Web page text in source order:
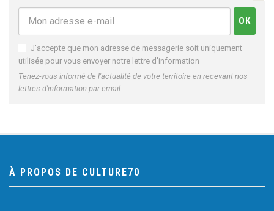
J'accepte que mon adresse de messagerie soit uniquement
utilisée pour vous envoyer notre lettre d'information
Tenez-vous informé de l'actualité de votre territoire en recevant nos
lettres d'information par email
À PROPOS DE CULTURE70